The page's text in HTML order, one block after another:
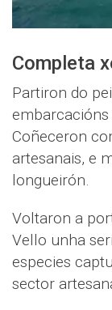
Completa
Partiron do
Coñeceron
artesanais, e
longueirón.
Voltaron a
Vello unha
especies
sector